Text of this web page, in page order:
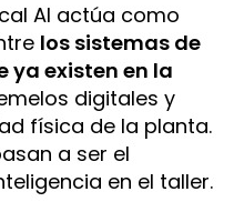
AI actúa como
los sistemas de
existen en la
digitales y
física de la planta.
a ser el
en el taller.